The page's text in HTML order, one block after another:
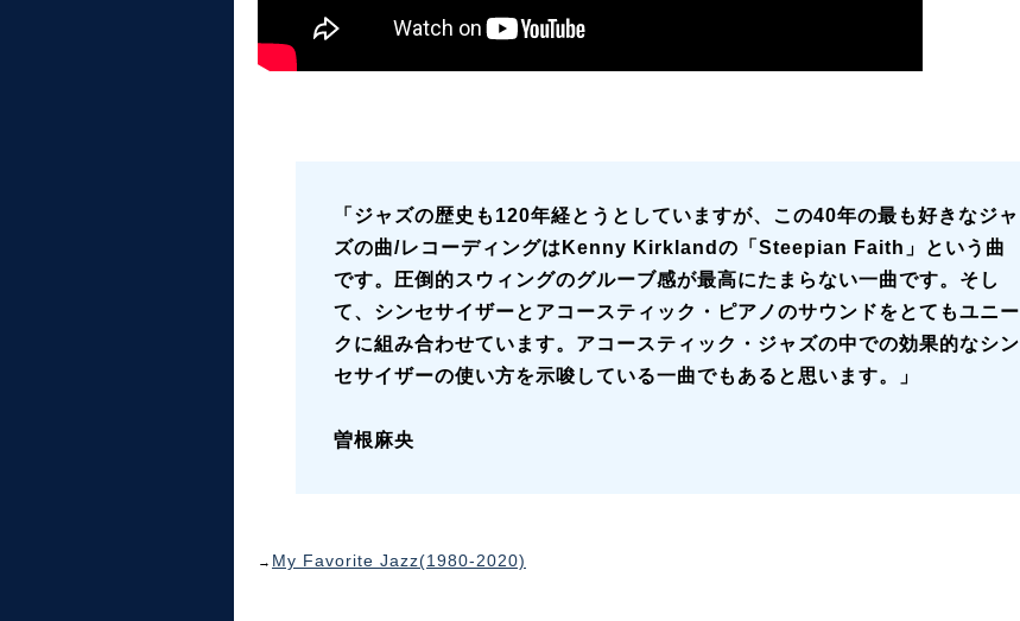
「ジャズの歴史も120年経とうとしていますが、この40年の最も好きなジャ
ズの曲/レコーディングはKenny Kirklandの「Steepian Faith」という曲
です。圧倒的スウィングのグルーブ感が最高にたまらない一曲です。そし
て、シンセサイザーとアコースティック・ピアノのサウンドをとてもユニー
クに組み合わせています。アコースティック・ジャズの中での効果的なシン
セサイザーの使い方を示唆している一曲でもあると思います。」
曽根麻央
→ My Favorite Jazz(1980-2020)